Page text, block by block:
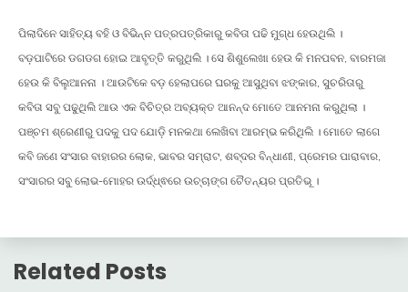
ପିଲାଦିନେ ସାହିତ୍ୟ ବହି ଓ ବିଭିନ୍ନ ପତ୍ରପତ୍ରିକାରୁ କବିତା ପଢି ମୁଗ୍ଧ ହେଉଥିଲି ।
ବଡ଼ପାଟିରେ ଡଗଡଗ ହୋଇ ଆବୃତ୍ତି କରୁଥିଲି । ସେ ଶିଶୁଲେଖା ହେଉ କି ମନପବନ, ବାରମଜା
ହେଉ କି ବିଲୁଆନନା । ଆଉଟିକେ ବଡ଼ ହେଲାପରେ ଘରକୁ ଆସୁଥିବା ଝଙ୍କାର, ସୁଚରିତାରୁ
କବିତା ସବୁ ପଢୁଥିଲି ଆଉ ଏକ ବିଚିତ୍ର ଅବ୍ୟକ୍ତ ଆନନ୍ଦ ମୋତେ ଆନମନା କରୁଥିଲା ।
ପଞ୍ଚମ ଶ୍ରେଣୀରୁ ପଦକୁ ପଦ ଯୋଡ଼ି ମନକଥା ଲେଖିବା ଆରମ୍ଭ କରିଥିଲି । ମୋତେ ଲାଗେ
କବି ଜଣେ ସଂସାର ବାହାରର ଲୋକ, ଭାବର ସମ୍ରାଟ, ଶବ୍ଦର ବିନ୍ଧାଣୀ, ପ୍ରେମର ପାରାବାର,
ସଂସାରର ସବୁ ଲୋଭ-ମୋହର ଉର୍ଦ୍ଧ୍ଵରେ ଉଚ୍ଚାଙ୍ଗ ଚୈତନ୍ୟର ପ୍ରତିଭୂ ।
Related Posts